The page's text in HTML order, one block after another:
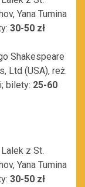
Yana Tumina
30-50 zł
Shakespeare
Ltd (USA), reż.
bilety: 25-60
z St.
Yana Tumina
30-50 zł